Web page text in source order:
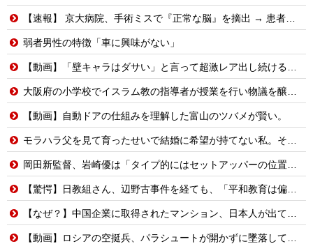
【速報】 京大病院、手術ミスで『正常な脳』を摘出 → 患者は自発呼吸不可能な植物状態に
弱者男性の特徴「車に興味がない」
【動画】「壁キャラはダサい」と言って超激レア出し続ける脳キンw
大阪府の小学校でイスラム教の指導者が授業を行い物議を醸す！ #大阪 #イスラム教 #モスク
【動画】自動ドアの仕組みを理解した富山のツバメが賢い。
モラハラ父を見て育ったせいで結婚に希望が持てない私。それなのに長男から結婚を急かされてしまい…
岡田新監督、岩崎優は「タイプ的にはセットアッパーの位置が一番合うてる」←おーん
【驚愕】日教組さん、辺野古事件を経ても、「平和教育は偏っていない!」
【なぜ？】中国企業に取得されたマンション、日本人が出ていきネパール人で埋まる
【動画】ロシアの空挺兵、パラシュートが開かずに墜落してしまう。